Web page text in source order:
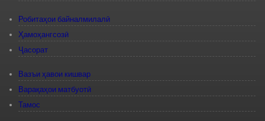
Робитаҳои байналмилалӣ
Ҳамоҳангсозӣ
Ҷасорат
Вазъи ҳавои кишвар
Варақаҳои матбуотӣ
Тамос